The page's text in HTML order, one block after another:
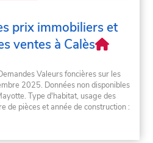
prix immobiliers et
ventes à Calès
Valeurs foncières sur les
2025. Données non disponibles
Type d'habitat, usage des
de pièces et année de construction :